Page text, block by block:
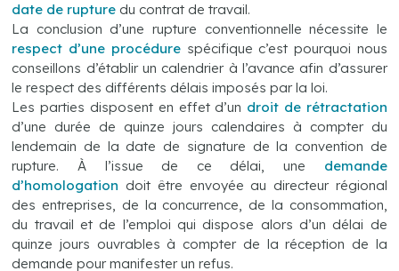
date de rupture du contrat de travail.
La conclusion d’une rupture conventionnelle nécessite le
respect d’une procédure spécifique c’est pourquoi nous
conseillons d’établir un calendrier à l’avance afin d’assurer
le respect des différents délais imposés par la loi.
Les parties disposent en effet d’un droit de rétractation
d’une durée de quinze jours calendaires à compter du
lendemain de la date de signature de la convention de
rupture. À l’issue de ce délai, une demande
d’homologation doit être envoyée au directeur régional
des entreprises, de la concurrence, de la consommation,
du travail et de l’emploi qui dispose alors d’un délai de
quinze jours ouvrables à compter de la réception de la
demande pour manifester un refus.